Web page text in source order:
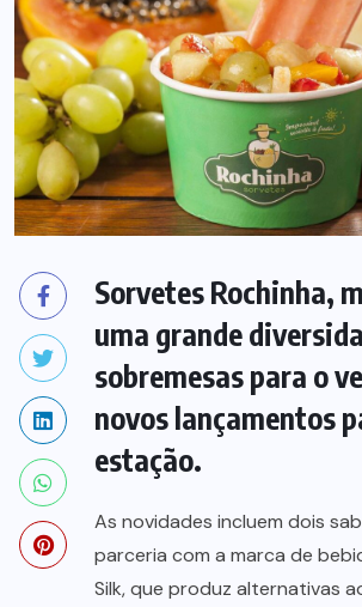
Sorvetes Rochinha,
uma grande
sobremesas para o
novos lançamentos
estação.
As novidades incluem dois
parceria com a marca de
Silk, que produz alternativas